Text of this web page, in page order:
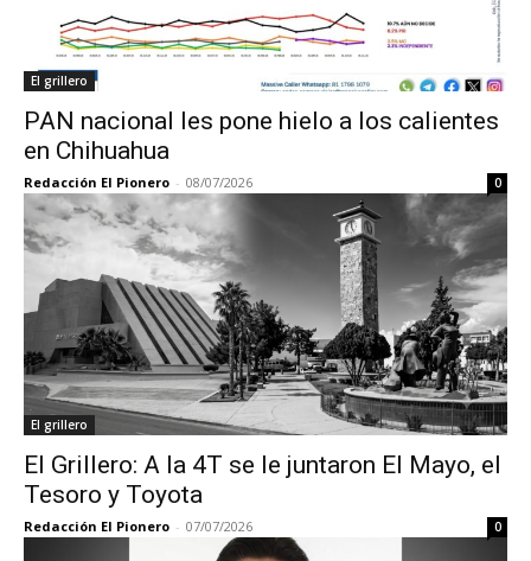
El grillero
PAN nacional les pone hielo a los calientes
en Chihuahua
Redacción El Pionero - 08/07/2026 0
El grillero
El Grillero: A la 4T se le juntaron El Mayo, el
Tesoro y Toyota
Redacción El Pionero - 07/07/2026 0